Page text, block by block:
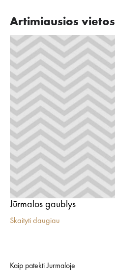
Artimiausios vietos
Jūrmalos gaublys
Skaityti daugiau
Kaip patekti Jurmaloje